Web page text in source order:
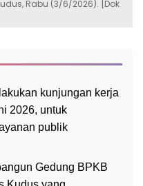
Rabu (3/6/2026). [Dok
kunjungan kerja
2026, untuk
publik
Gedung BPKB